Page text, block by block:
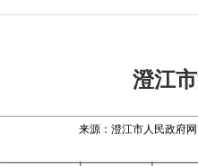
澄江
来源：澄江市人民政府